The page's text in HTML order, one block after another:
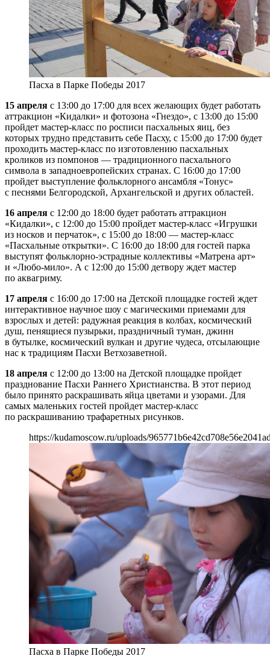
Пасха в Парке Победы 2017
15 апреля с 13:00 до 17:00 для всех желающих будет работать
аттракцион «Кидалки» и фотозона «Гнездо», с 13:00 до 15:00
пройдет мастер-класс по росписи пасхальных яиц, без
которых трудно представить себе Пасху, с 15:00 до 17:00 будет
проходить мастер-класс по изготовлению пасхальных
кроликов из помпонов — традиционного пасхального
символа в западноевропейских странах. С 16:00 до 17:00
пройдет выступление фольклорного ансамбля «Тонус»
с песнями Белгородской, Архангельской и других областей.
16 апреля с 12:00 до 18:00 будет работать аттракцион
«Кидалки», с 12:00 до 15:00 пройдет мастер-класс «Игрушки
из носков и перчаток», с 15:00 до 18:00 — мастер-класс
«Пасхальные открытки». С 16:00 до 18:00 для гостей парка
выступят фольклорно-эстрадные коллективы «Матрена арт»
и «Любо-мило». А с 12:00 до 15:00 детвору ждет мастер
по аквагриму.
17 апреля с 16:00 до 17:00 на Детской площадке гостей ждет
интерактивное научное шоу с магическими приемами для
взрослых и детей: радужная реакция в колбах, космический
душ, пенящиеся пузырьки, праздничный туман, джинн
в бутылке, космический вулкан и другие чудеса, отсылающие
нас к традициям Пасхи Ветхозаветной.
18 апреля с 12:00 до 13:00 на Детской площадке пройдет
празднование Пасхи Раннего Христианства. В этот период
было принято раскрашивать яйца цветами и узорами. Для
самых маленьких гостей пройдет мастер-класс
по раскрашиванию трафаретных рисунков.
https://kudamoscow.ru/uploads/
Пасха в Парке Победы 2017